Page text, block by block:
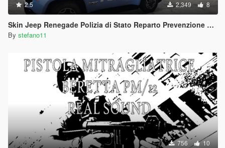
2.5 2,349 8
Skin Jeep Renegade Polizia di Stato Reparto Prevenzione Crimine
By stefano11
756 10